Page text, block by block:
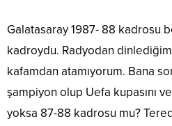
Galatasaray 1987- 88 kadrosu
kadroydu. Radyodan
kafamdan atamıyorum. Bana
şampiyon olup Uefa kupasını
yoksa 87-88 kadrosu mu?